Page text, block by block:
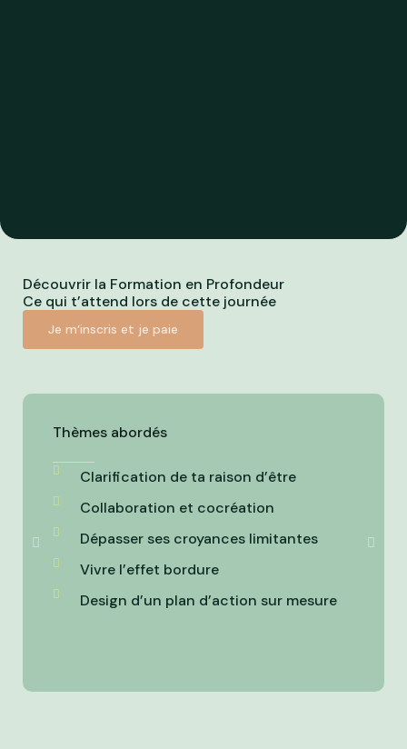
Découvrir la Formation en Profondeur
Ce qui t’attend lors de cette journée
Je m’inscris et je paie
Thèmes abordés
Clarification de ta raison d’être
Collaboration et cocréation
Dépasser ses croyances limitantes
Vivre l’effet bordure
Design d’un plan d’action sur mesure